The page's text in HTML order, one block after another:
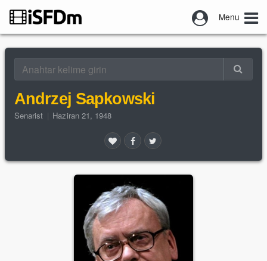
Menu
Andrzej Sapkowski
Senarist Haziran 21, 1948